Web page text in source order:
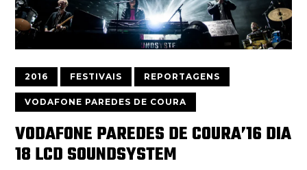
2016 FESTIVAIS REPORTAGENS
VODAFONE PAREDES DE COURA
VODAFONE PAREDES DE COURA’16 DIA
18 LCD SOUNDSYSTEM